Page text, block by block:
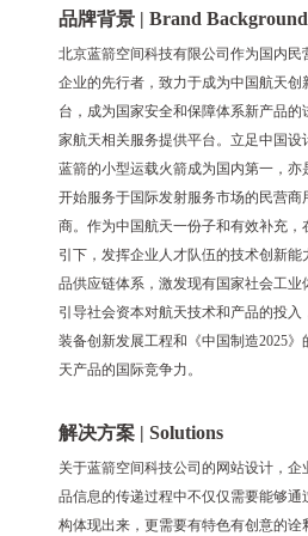
品牌背景 | Brand Background
北京蓝箭空间科技有限公司作为国内民
企业的先行者，致力于成为中国航天创
台，成为国家安全和保障体系新产品的
家航天相关服务提供平台。立足中国设
蓝箭的小型运载火箭成为国内第一，亦
开始服务于国际发射服务市场的民营商
商。作为中国航天一份子和有效补充，
引下，发挥企业人才队伍的技术创新能
品供应链体系，激发现有国家社会工业
引导社会资本对航天技术和产品的投入
装备创新发展工程和《中国制造2025》
天产品的国际竞争力。
解决方案 | Solutions
关于蓝箭空间科技公司的网站设计，企
品信息的传递过程中不仅仅需要能够通
构体现出来，更需要有特色有创意的诠